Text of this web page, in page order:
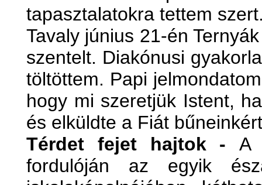
tapasztalatokra tettem
Tavaly június 21-én
szentelt. Diakónusi
töltöttem. Papi
hogy mi szeretjük Istent,
és elküldte a Fiát
Térdet fejet hajtok -A
fordulóján az egyik